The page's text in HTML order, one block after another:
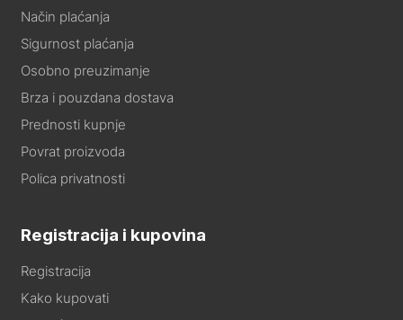
Način plaćanja
Sigurnost plaćanja
Osobno preuzimanje
Brza i pouzdana dostava
Prednosti kupnje
Povrat proizvoda
Polica privatnosti
Registracija i kupovina
Registracija
Kako kupovati